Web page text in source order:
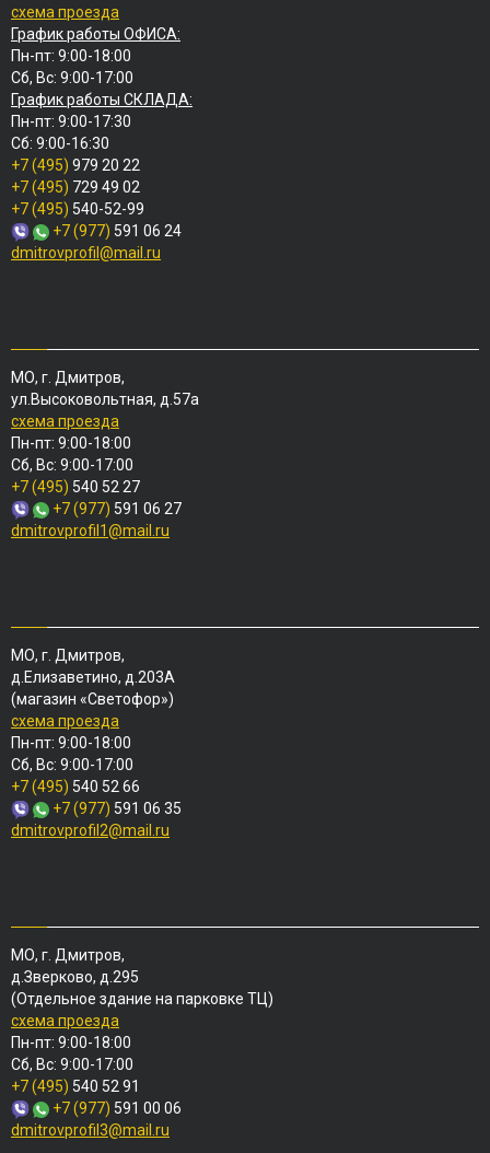
схема проезда
График работы ОФИСА:
Пн-пт: 9:00-18:00
Сб, Вс: 9:00-17:00
График работы СКЛАДА:
Пн-пт: 9:00-17:30
Сб: 9:00-16:30
+7 (495) 979 20 22
+7 (495) 729 49 02
+7 (495) 540-52-99
+7 (977) 591 06 24
dmitrovprofil@mail.ru
МО, г. Дмитров,
ул.Высоковольтная, д.57а
схема проезда
Пн-пт: 9:00-18:00
Сб, Вс: 9:00-17:00
+7 (495) 540 52 27
+7 (977) 591 06 27
dmitrovprofil1@mail.ru
МО, г. Дмитров,
д.Елизаветино, д.203А
(магазин «Светофор»)
схема проезда
Пн-пт: 9:00-18:00
Сб, Вс: 9:00-17:00
+7 (495) 540 52 66
+7 (977) 591 06 35
dmitrovprofil2@mail.ru
МО, г. Дмитров,
д.Зверково, д.295
(Отдельное здание на парковке ТЦ)
схема проезда
Пн-пт: 9:00-18:00
Сб, Вс: 9:00-17:00
+7 (495) 540 52 91
+7 (977) 591 00 06
dmitrovprofil3@mail.ru